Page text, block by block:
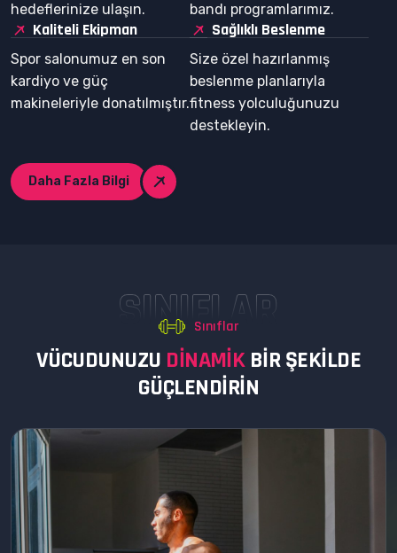
hedeflerinize ulaşın.
bandı programlarımız.
Kaliteli Ekipman
Spor salonumuz en son
kardiyo ve güç
makineleriyle donatılmıştır.
Sağlıklı Beslenme
Size özel hazırlanmış
beslenme planlarıyla
fitness yolculuğunuzu
destekleyin.
Daha Fazla Bilgi
SINIFLAR
Sınıflar
VÜCUDUNUZU DINAMIK BIR ŞEKILDE
GÜÇLENDIRIN